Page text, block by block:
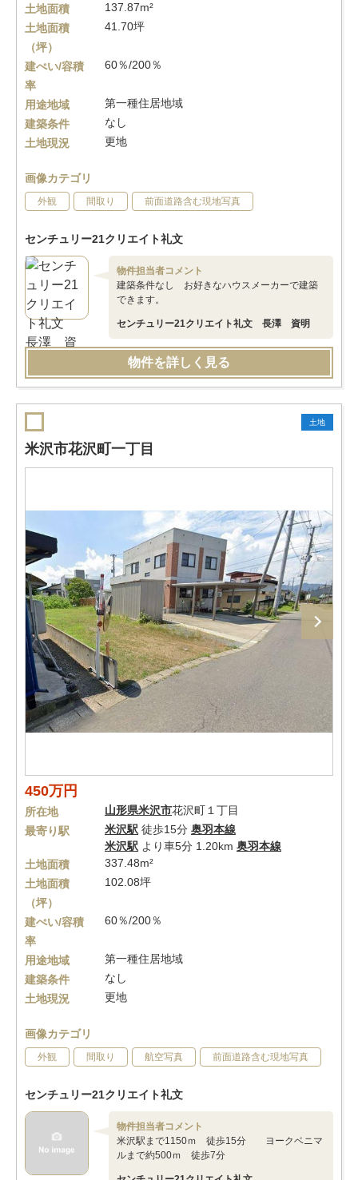
土地面積
137.87m²
土地面積
（坪）
41.70坪
建ぺい/容積
率
60％/200％
用途地域
第一種住居地域
建築条件
なし
土地現況
更地
画像カテゴリ
外観 間取り 前面道路含む現地写真
センチュリー21クリエイト礼文
物件担当者コメント
建築条件なし お好きなハウスメーカーで建築
できます。
センチュリー21クリエイト礼文 長澤 資明
物件を詳しく見る
土地
米沢市花沢町一丁目
450万円
所在地 山形県米沢市花沢町１丁目
最寄り駅
米沢駅 徒歩15分 奥羽本線
米沢駅 より車5分 1.20km 奥羽本線
土地面積
337.48m²
土地面積
（坪）
102.08坪
建ぺい/容積
率
60％/200％
用途地域
第一種住居地域
建築条件
なし
土地現況
更地
画像カテゴリ
外観 間取り 航空写真 前面道路含む現地写真
センチュリー21クリエイト礼文
物件担当者コメント
米沢駅まで1150ｍ 徒歩15分 ヨークベニマ
ルまで約500ｍ 徒歩7分